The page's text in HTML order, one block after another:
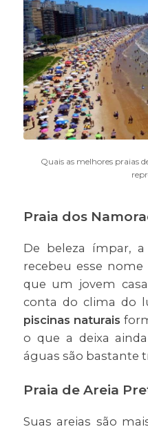
Quais as melhores praias
Praia dos
De beleza ímpar, a
recebeu esse
que um jovem
conta do clima do
piscinas naturais
o que a deixa
águas são bastante
Praia de Areia
Suas areias são